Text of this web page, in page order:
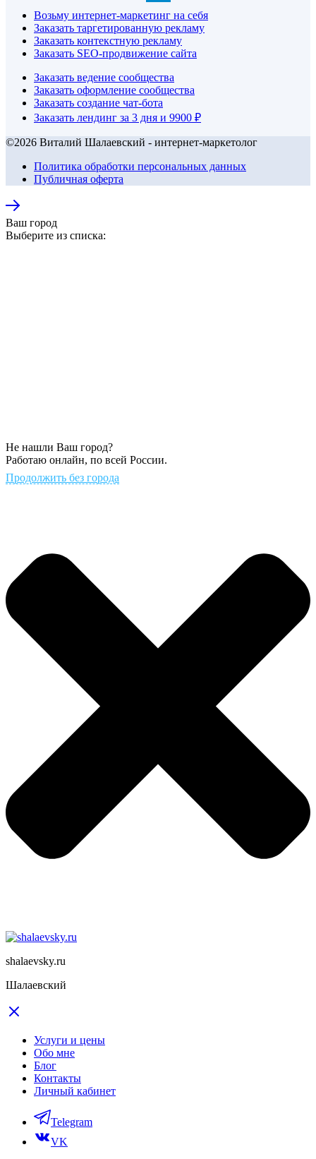
Возьму интернет-маркетинг на себя
Заказать таргетированную рекламу
Заказать контекстную рекламу
Заказать SEO-продвижение сайта
Заказать ведение сообщества
Заказать оформление сообщества
Заказать создание чат-бота
Заказать лендинг за 3 дня и 9900 ₽
©2026 Виталий Шалаевский - интернет-маркетолог
Политика обработки персональных данных
Публичная оферта
Ваш город
Выберите из списка:
Не нашли Ваш город?
Работаю онлайн, по всей России.
Продолжить без города
shalaevsky.ru
Шалаевский
Услуги и цены
Обо мне
Блог
Контакты
Личный кабинет
Telegram
VK